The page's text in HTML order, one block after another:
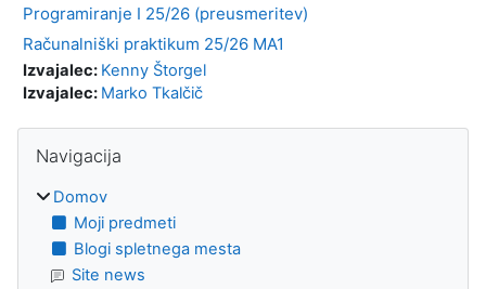
Programiranje I 25/26 (preusmeritev)
Računalniški praktikum 25/26 MA1
Izvajalec: Kenny Štorgel
Izvajalec: Marko Tkalčič
Bloki
Navigacija
Domov
Moji predmeti
Blogi spletnega mesta
Site news